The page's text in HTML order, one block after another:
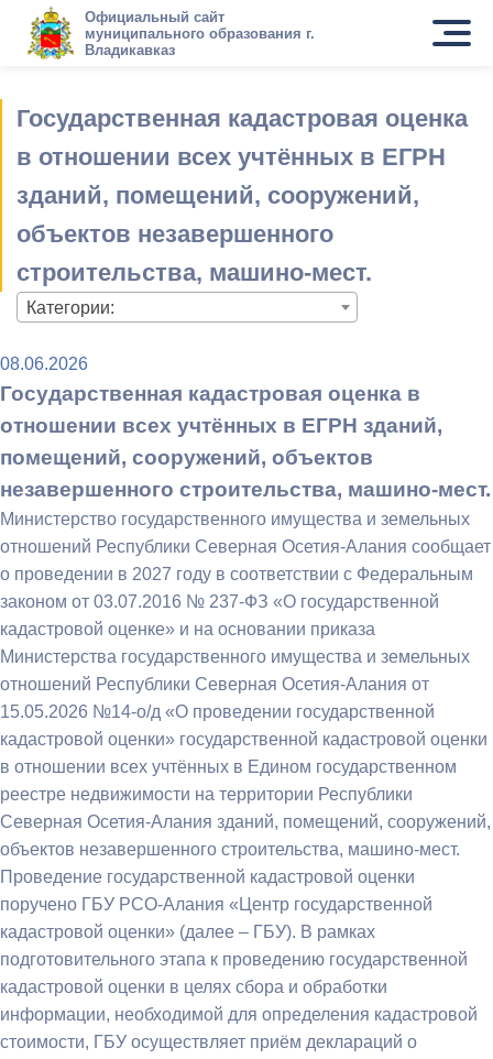
Официальный сайт
муниципального образования г.
Владикавказ
Государственная кадастровая оценка
в отношении всех учтённых в ЕГРН
зданий, помещений, сооружений,
объектов незавершенного
строительства, машино-мест.
Категории:
08.06.2026
Государственная кадастровая оценка в
отношении всех учтённых в ЕГРН зданий,
помещений, сооружений, объектов
незавершенного строительства, машино-мест.
Министерство государственного имущества и земельных
отношений Республики Северная Осетия-Алания сообщает
о проведении в 2027 году в соответствии с Федеральным
законом от 03.07.2016 № 237-ФЗ «О государственной
кадастровой оценке» и на основании приказа
Министерства государственного имущества и земельных
отношений Республики Северная Осетия-Алания от
15.05.2026 №14-о/д «О проведении государственной
кадастровой оценки» государственной кадастровой оценки
в отношении всех учтённых в Едином государственном
реестре недвижимости на территории Республики
Северная Осетия-Алания зданий, помещений, сооружений,
объектов незавершенного строительства, машино-мест.
Проведение государственной кадастровой оценки
поручено ГБУ РСО-Алания «Центр государственной
кадастровой оценки» (далее – ГБУ). В рамках
подготовительного этапа к проведению государственной
кадастровой оценки в целях сбора и обработки
информации, необходимой для определения кадастровой
стоимости, ГБУ осуществляет приём деклараций о